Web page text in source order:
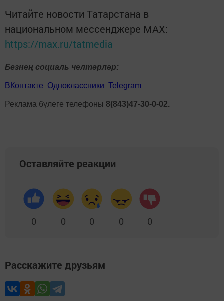
Читайте новости Татарстана в
национальном мессенджере MАХ:
https://max.ru/tatmedia
Безнең социаль челтәрләр:
ВКонтакте Одноклассники Telegram
Реклама бүлеге телефоны 8(843)47-30-0-02.
Оставляйте реакции
0 0 0 0 0
Расскажите друзьям